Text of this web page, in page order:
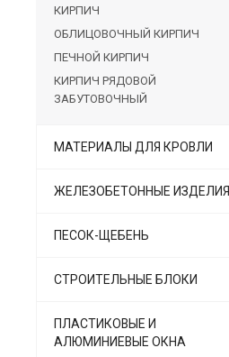
КИРПИЧ
ОБЛИЦОВОЧНЫЙ КИРПИЧ
ПЕЧНОЙ КИРПИЧ
КИРПИЧ РЯДОВОЙ
ЗАБУТОВОЧНЫЙ
МАТЕРИАЛЫ ДЛЯ КРОВЛИ
ЖЕЛЕЗОБЕТОННЫЕ ИЗДЕЛИЯ
ПЕСОК-ЩЕБЕНЬ
СТРОИТЕЛЬНЫЕ БЛОКИ
ПЛАСТИКОВЫЕ И
АЛЮМИНИЕВЫЕ ОКНА